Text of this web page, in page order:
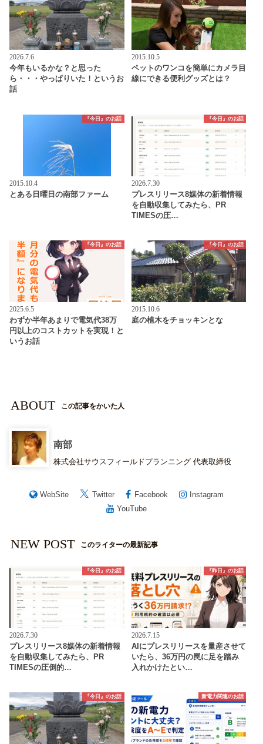
2026.7.6
今年もいるかな？と思った
ら・・・やっぱりいた！というお
話
2015.10.5
ペットのワンコを簡単にカメラ目
線にできる便利グッズとは？
『今日』のお話
2015.10.4
とある日曜日の南部ファーム
『今日』のお話
2026.7.30
プレスリリース8媒体の新着情報
を自動収集してみたら、PR
TIMESの圧…
『今日』のお話
2025.6.5
わずか半年あまりで電気代38万
円以上のコストカットを実現！と
いうお話
『今日』のお話
2015.10.6
庭の植木をチョッキンとな
ABOUT この記事をかいた人
南部
株式会社サウスフィールドプランニング 代表取締役
WebSite Twitter Facebook
Instagram
YouTube
NEW POST このライターの最新記事
『今日』のお話
2026.7.30
プレスリリース8媒体の新着情報
を自動収集してみたら、PR
TIMESの圧倒的…
『昨日』のお話
2026.7.15
AIにプレスリリースを量産させて
いたら、36万円の罠に足を踏み
入れかけたとい…
『今日』のお話 新電力関連のお話